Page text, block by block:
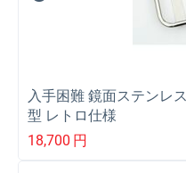
入手困難 鏡面ステンレ
型 レトロ仕様
18,700 円